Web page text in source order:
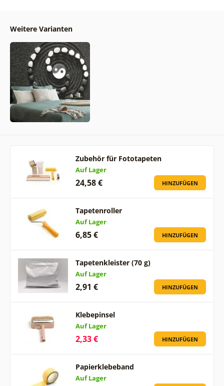
Weitere Varianten
Zubehör für Fototapeten
Auf Lager
24,58 € HINZUFÜGEN
Tapetenroller
Auf Lager
6,85 € HINZUFÜGEN
Tapetenkleister (70 g)
Auf Lager
2,91 € HINZUFÜGEN
Klebepinsel
Auf Lager
2,33 € HINZUFÜGEN
Papierklebeband
Auf Lager